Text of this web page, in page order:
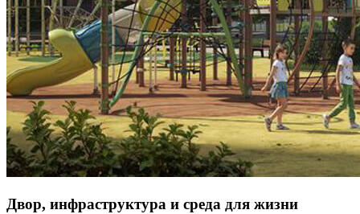
Двор, инфраструктура и среда для жизни